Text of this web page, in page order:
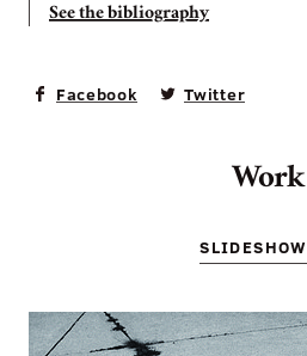
See the bibliography
Facebook Twitter
Work
SLIDESHOW